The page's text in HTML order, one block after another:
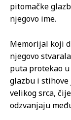
pitomačke
njegovo ime.
Memorijal koji
njegovo
puta protekao
glazbu i stihove
velikog srca,
odzvanjaju